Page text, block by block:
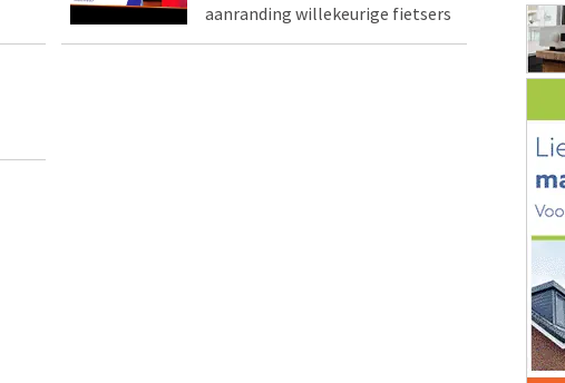
aanranding willekeurige fietsers